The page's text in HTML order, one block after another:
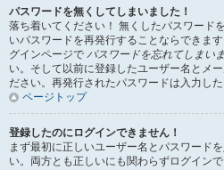
パスワードを無くしてしまいました！
落ち着いてください！ 無くしたパスワード
いパスワードを再発行することならできま
グインページで パスワードを忘れてしまい
い。そして以前に登録したユーザー名とメ
ださい。再発行されたパスワードは入力し
ページトップ
登録したのにログインできません！
まず最初に正しいユーザー名とパスワード
い。両方とも正しいにも関わらずログイン